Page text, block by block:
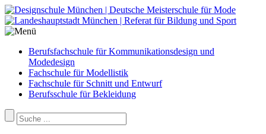
Berufsfachschule für Kommunikationsdesign und
Modedesign
Fachschule für Modellistik
Fachschule für Schnitt und Entwurf
Berufsschule für Bekleidung